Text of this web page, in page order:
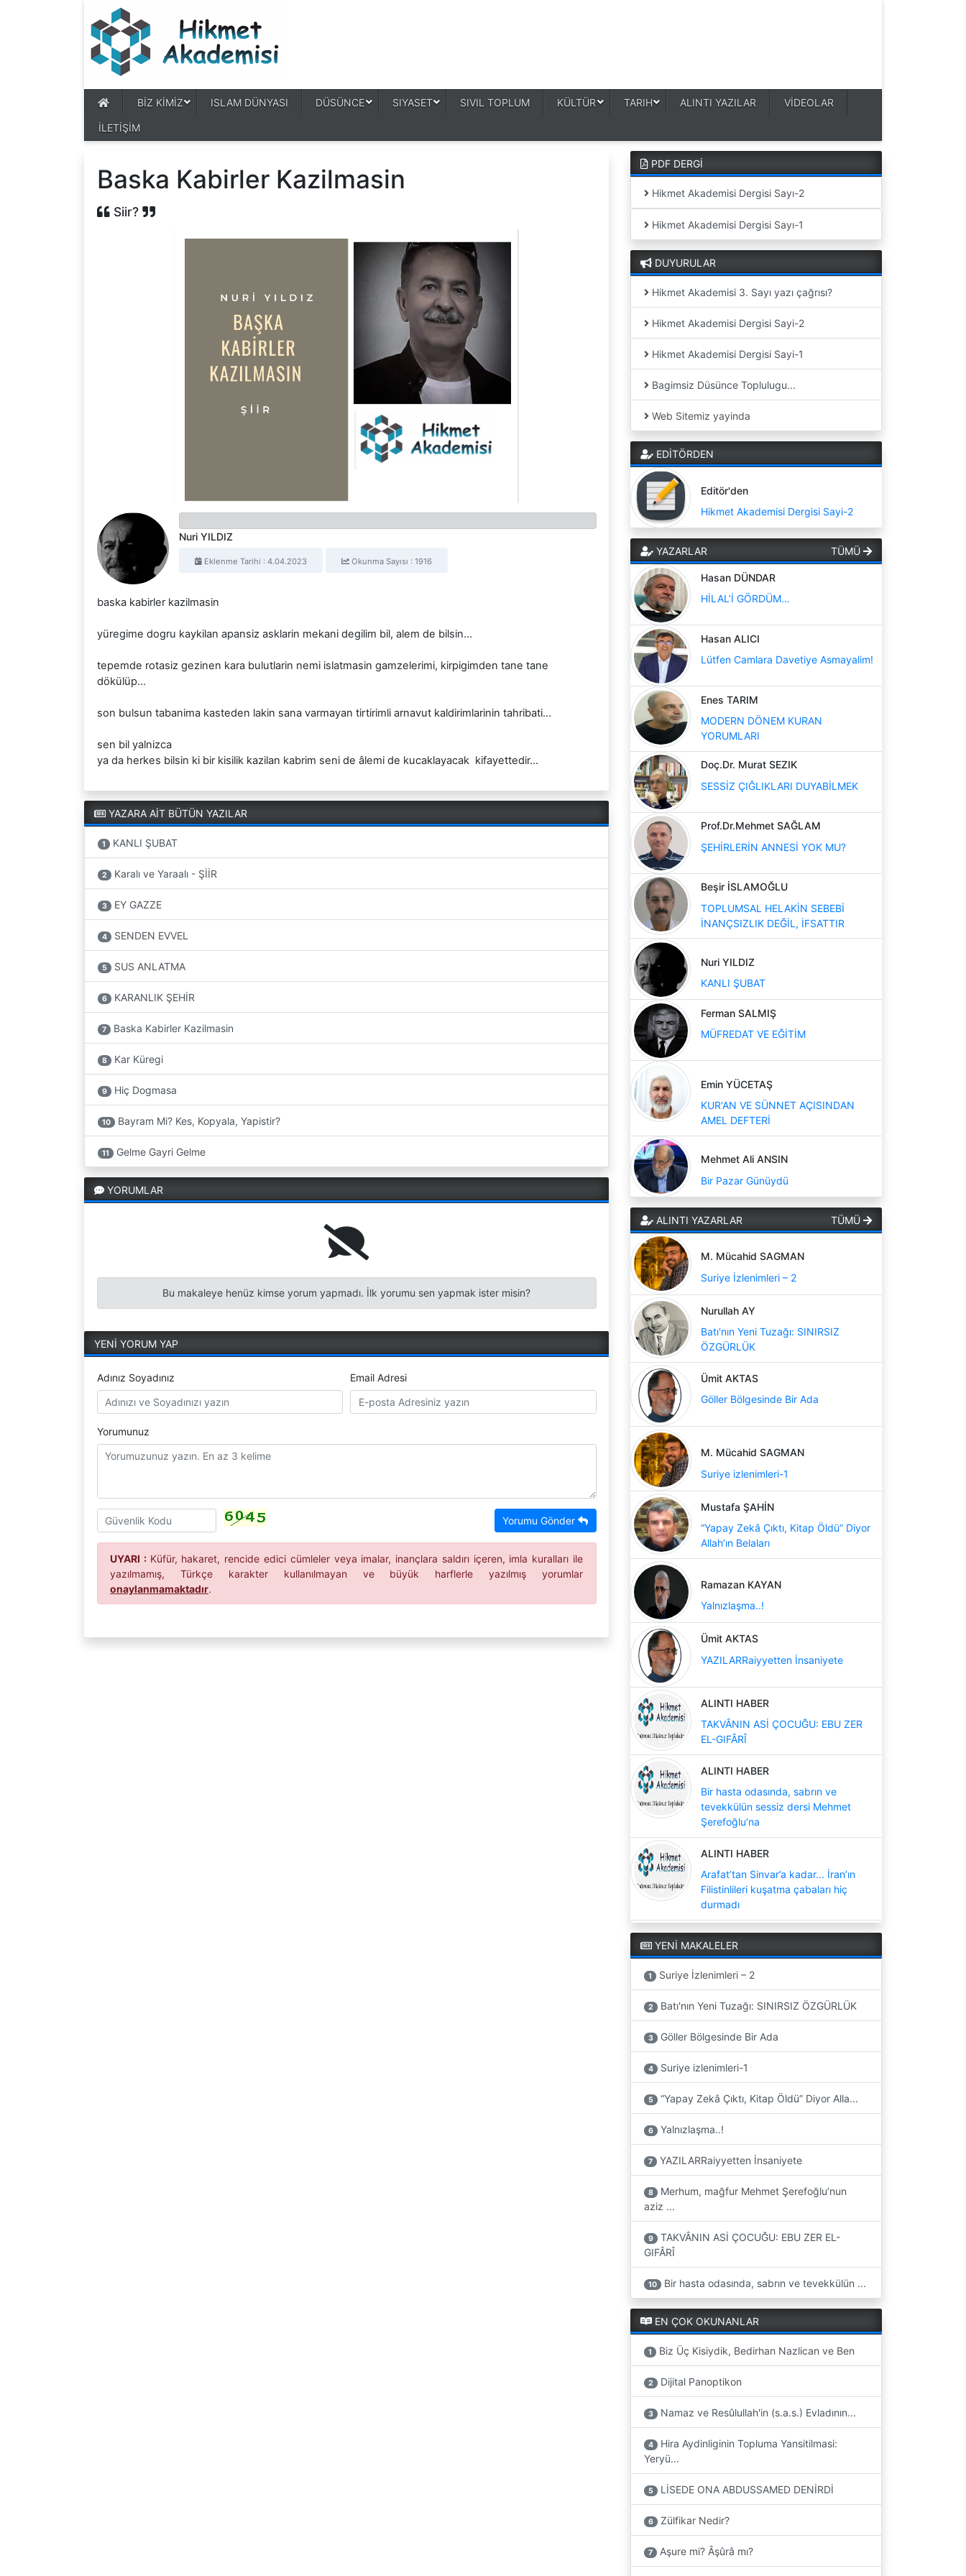
BİZ KİMİZ ISLAM DÜNYASI DÜSÜNCE SIYASET SIVIL TOPLUM KÜLTÜR TARIH ALINTI YAZILAR VİDEOLAR
İLETİŞİM
Baska Kabirler Kazilmasin
Siir?
Nuri YILDIZ
Eklenme Tarihi : 4.04.2023 Okunma Sayısı : 1916
baska kabirler kazilmasin
yüregime dogru kaykilan apansiz asklarin mekani degilim bil, alem de bilsin...
tepemde rotasiz gezinen kara bulutlarin nemi islatmasin gamzelerimi, kirpigimden tane tane
dökülüp...
son bulsun tabanima kasteden lakin sana varmayan tirtirimli arnavut kaldirimlarinin tahribati...
sen bil yalnizca
ya da herkes bilsin ki bir kisilik kazilan kabrim seni de âlemi de kucaklayacak kifayettedir...
YAZARA AİT BÜTÜN YAZILAR
1 KANLI ŞUBAT
2 Karalı ve Yaraalı - ŞİİR
3 EY GAZZE
4 SENDEN EVVEL
5 SUS ANLATMA
6 KARANLIK ŞEHİR
7 Baska Kabirler Kazilmasin
8 Kar Küregi
9 Hiç Dogmasa
10 Bayram Mi? Kes, Kopyala, Yapistir?
11 Gelme Gayri Gelme
YORUMLAR
Bu makaleye henüz kimse yorum yapmadı. İlk yorumu sen yapmak ister misin?
YENİ YORUM YAP
Adınız Soyadınız Email Adresi
Yorumunuz
Yorumu Gönder
UYARI : Küfür, hakaret, rencide edici cümleler veya imalar, inançlara saldırı içeren, imla kuralları ile
yazılmamış, Türkçe karakter kullanılmayan ve büyük harflerle yazılmış yorumlar
onaylanmamaktadır.
PDF DERGİ
Hikmet Akademisi Dergisi Sayı-2
Hikmet Akademisi Dergisi Sayı-1
DUYURULAR
Hikmet Akademisi 3. Sayı yazı çağrısı?
Hikmet Akademisi Dergisi Sayi-2
Hikmet Akademisi Dergisi Sayi-1
Bagimsiz Düsünce Toplulugu...
Web Sitemiz yayinda
EDİTÖRDEN
Editör'den
Hikmet Akademisi Dergisi Sayi-2
YAZARLAR TÜMÜ
Hasan DÜNDAR
HİLAL’İ GÖRDÜM…
Hasan ALICI
Lütfen Camlara Davetiye Asmayalim!
Enes TARIM
MODERN DÖNEM KURAN
YORUMLARI
Doç.Dr. Murat SEZIK
SESSİZ ÇIĞLIKLARI DUYABİLMEK
Prof.Dr.Mehmet SAĞLAM
ŞEHİRLERİN ANNESİ YOK MU?
Beşir İSLAMOĞLU
TOPLUMSAL HELAKİN SEBEBİ
İNANÇSIZLIK DEĞİL, İFSATTIR
Nuri YILDIZ
KANLI ŞUBAT
Ferman SALMIŞ
MÜFREDAT VE EĞİTİM
Emin YÜCETAŞ
KUR'AN VE SÜNNET AÇISINDAN
AMEL DEFTERİ
Mehmet Ali ANSIN
Bir Pazar Günüydü
ALINTI YAZARLAR TÜMÜ
M. Mücahid SAGMAN
Suriye İzlenimleri – 2
Nurullah AY
Batı'nın Yeni Tuzağı: SINIRSIZ
ÖZGÜRLÜK
Ümit AKTAS
Göller Bölgesinde Bir Ada
M. Mücahid SAGMAN
Suriye izlenimleri-1
Mustafa ŞAHİN
“Yapay Zekâ Çıktı, Kitap Öldü” Diyor
Allah’ın Belaları
Ramazan KAYAN
Yalnızlaşma..!
Ümit AKTAS
YAZILARRaiyyetten İnsaniyete
ALINTI HABER
TAKVÂNIN ASİ ÇOCUĞU: EBU ZER
EL-GIFÂRÎ
ALINTI HABER
Bir hasta odasında, sabrın ve
tevekkülün sessiz dersi Mehmet
Şerefoğlu’na
ALINTI HABER
Arafat’tan Sinvar’a kadar... İran’ın
Filistinlileri kuşatma çabaları hiç
durmadı
YENİ MAKALELER
1 Suriye İzlenimleri – 2
2 Batı'nın Yeni Tuzağı: SINIRSIZ ÖZGÜRLÜK
3 Göller Bölgesinde Bir Ada
4 Suriye izlenimleri-1
5 “Yapay Zekâ Çıktı, Kitap Öldü” Diyor Alla...
6 Yalnızlaşma..!
7 YAZILARRaiyyetten İnsaniyete
8
Merhum, mağfur Mehmet Şerefoğlu’nun
aziz ...
9
TAKVÂNIN ASİ ÇOCUĞU: EBU ZER EL-
GIFÂRÎ
10 Bir hasta odasında, sabrın ve tevekkülün ...
EN ÇOK OKUNANLAR
1 Biz Üç Kisiydik, Bedirhan Nazlican ve Ben
2 Dijital Panoptikon
3 Namaz ve Resûlullah'in (s.a.s.) Evladının...
4
Hira Aydinliginin Topluma Yansitilmasi:
Yeryü...
5 LİSEDE ONA ABDUSSAMED DENİRDİ
6 Zülfikar Nedir?
7 Aşure mi? Âşûrâ mı?